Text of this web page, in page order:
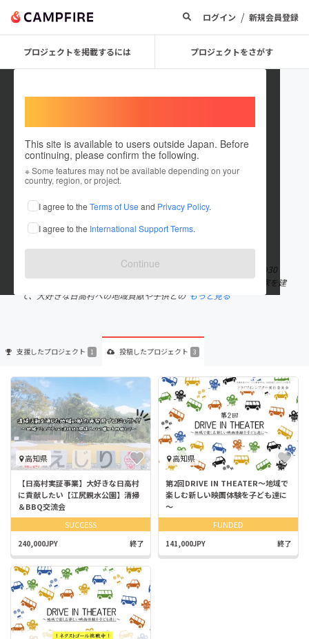
ログイン / 新規会員登録
プロジェクトを掲載するには プロジェクトをさがす
This site is available to users outside Japan. Before
continuing, please confirm the following.
※ Some features may not be available depending on your
country, region, or project.
I agree to the Terms of Use and Privacy Policy.
I agree to the International Support Terms.
Continue
Yasuoka W
これまでに1回支援して3件のプロジェクトを投稿しています
在住国：日本 現在地：高知県
出身国：日本 出身地：高知県
代表：川村紀文 〜自己紹介〜 1994年日高村生まれ、日高村育ちの30
歳、現在は1児のパパをしております。 2020年に日高村へ新しく家を建
て、大好きな日高村への地域貢献や子供との もっと見る
支援したプロジェクト 1 投稿したプロジェクト 3
高知県
【日高村実証事業】大好きな日高村
に貢献したい【江尻親水公園】清掃
＆BBQ交流会
SUCCESS
240,000JPY 終了
高知県
第2回DRIVE IN THEATER～地域で
楽しむ新しい映画体験を子ども達に
～
FUNDED
141,000JPY 終了